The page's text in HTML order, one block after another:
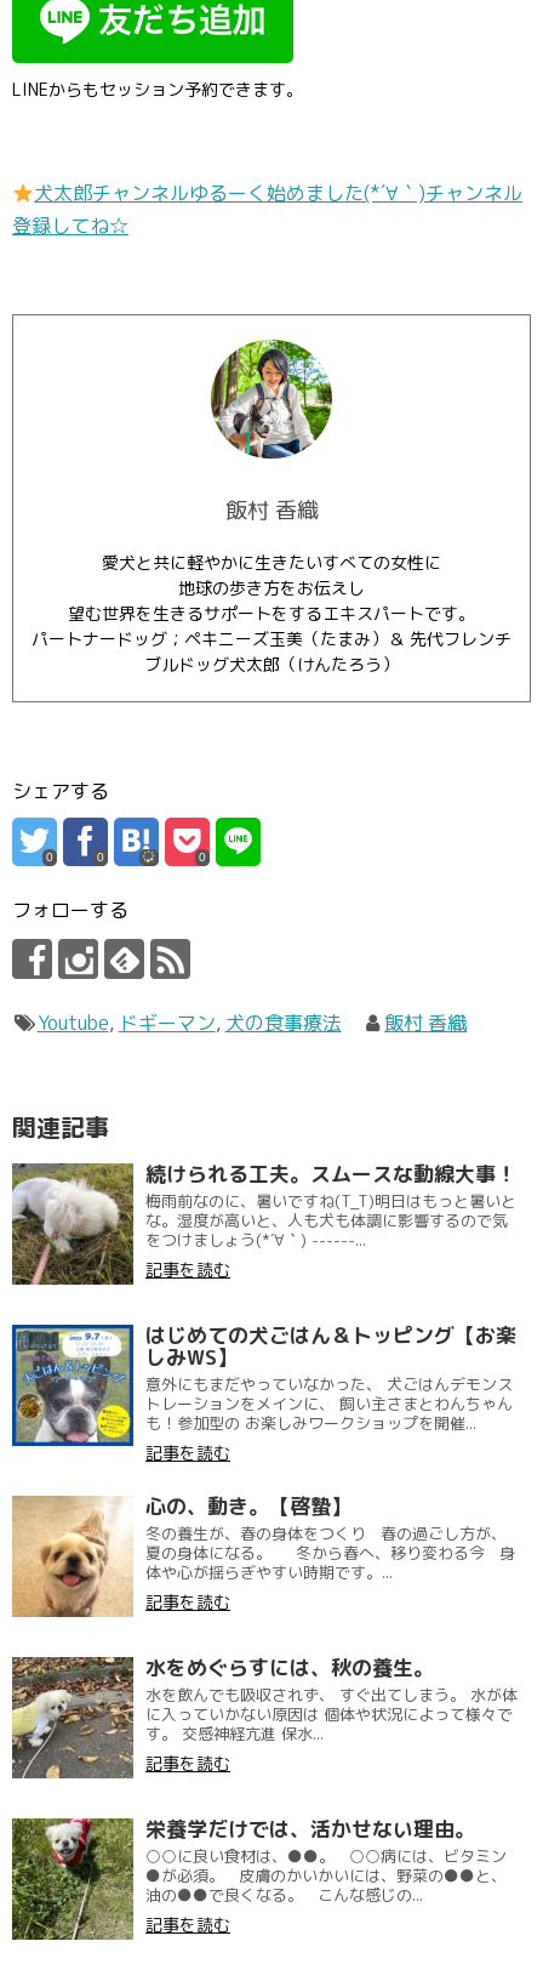
LINEからもセッション予約できます。
犬太郎チャンネルゆるーく始めました(*´∀｀)チャンネル
登録してね☆
飯村 香織
愛犬と共に軽やかに生きたいすべての女性に
地球の歩き方をお伝えし
望む世界を生きるサポートをするエキスパートです。
パートナードッグ；ペキニーズ玉美（たまみ）＆ 先代フレンチ
ブルドッグ犬太郎（けんたろう）
シェアする
0 0 0
フォローする
Youtube, ドギーマン, 犬の食事療法 飯村 香織
関連記事
続けられる工夫。スムースな動線大事！
梅雨前なのに、暑いですね(T_T)明日はもっと暑いと
な。湿度が高いと、人も犬も体調に影響するので気
をつけましょう(*´∀｀) ------...
記事を読む
はじめての犬ごはん＆トッピング【お楽
しみWS】
意外にもまだやっていなかった、 犬ごはんデモンス
トレーションをメインに、 飼い主さまとわんちゃん
も！参加型の お楽しみワークショップを開催...
記事を読む
心の、動き。【啓蟄】
冬の養生が、春の身体をつくり 春の過ごし方が、
夏の身体になる。 冬から春へ、移り変わる今 身
体や心が揺らぎやすい時期です。...
記事を読む
水をめぐらすには、秋の養生。
水を飲んでも吸収されず、 すぐ出てしまう。 水が体
に入っていかない原因は 個体や状況によって様々で
す。 交感神経亢進 保水...
記事を読む
栄養学だけでは、活かせない理由。
○○に良い食材は、●●。 ○○病には、ビタミン
●が必須。 皮膚のかいかいには、野菜の●●と、
油の●●で良くなる。 こんな感じの...
記事を読む